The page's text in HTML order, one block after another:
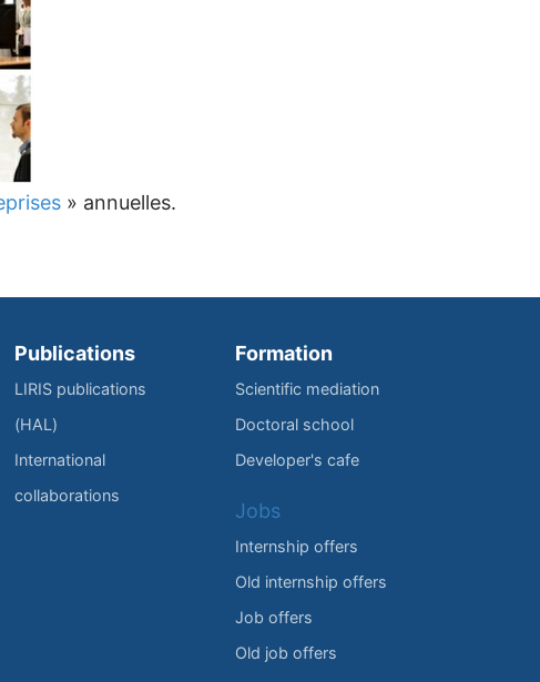
» annuelles.
Publications
LIRIS publications
(HAL)
International
collaborations
Formation
Scientific mediation
Doctoral school
Developer's cafe
Jobs
Internship offers
Old internship offers
Job offers
Old job offers